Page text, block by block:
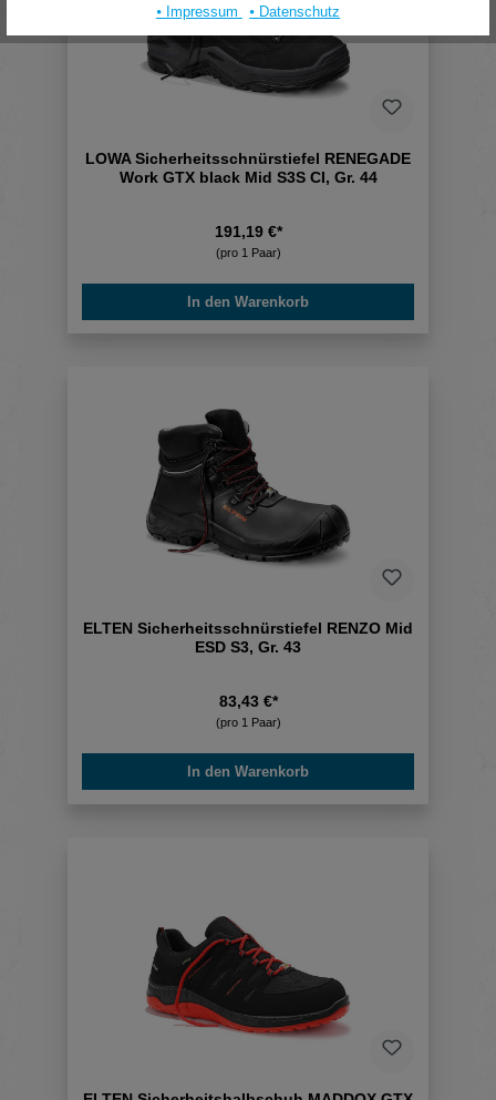
LOWA Sicherheitsschnürstiefel RENEGADE
Work GTX black Mid S3S CI, Gr. 44
191,19 €*
(pro 1 Paar)
In den Warenkorb
ELTEN Sicherheitsschnürstiefel RENZO Mid
ESD S3, Gr. 43
83,43 €*
(pro 1 Paar)
In den Warenkorb
⦁ Impressum ⦁ Datenschutz